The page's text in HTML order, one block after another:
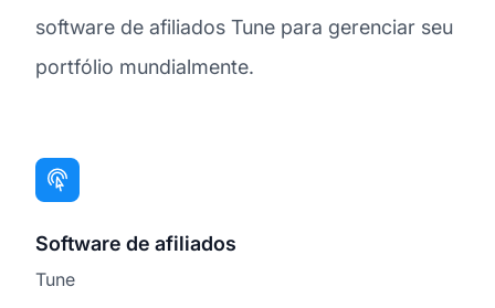
software de afiliados Tune para gerenciar seu
portfólio mundialmente.
Software de afiliados
Tune